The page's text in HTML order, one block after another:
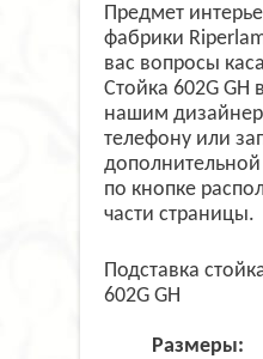
Предмет
фабрики
вас вопросы
Стойка 602G GH
нашим
телефону или
по кнопке
части страницы.
Подставка
602G GH
Размеры: